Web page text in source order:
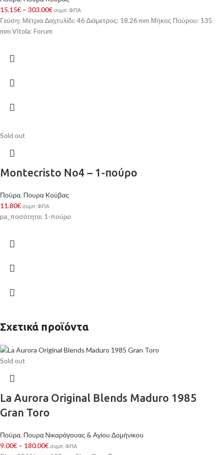
15.15€ – 303.00€ συμπ. ΦΠΑ
Γεύση: Μέτρια Δαχτυλίδι: 46 Διάμετρος: 18.26 mm Μήκος Πούρου: 135
mm Vitola: Forum
Sold out
Montecristo No4 – 1-πούρο
Πούρα, Πουρα Kούβας
11.80€ συμπ. ΦΠΑ
pa_ποσότητα: 1-πούρο
Σχετικά προϊόντα
Sold out
La Aurora Original Blends Maduro 1985
Gran Toro
Πούρα, Πουρα Νικαράγουας & Αγίου Δομήνικου
9.00€ – 180.00€ συμπ. ΦΠΑ